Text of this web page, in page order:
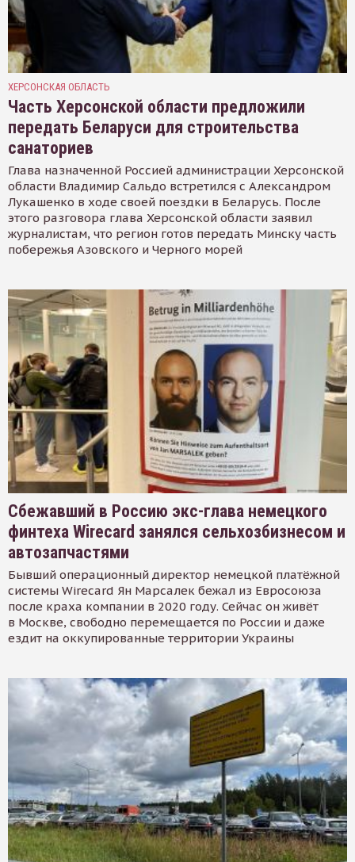
ХЕРСОНСКАЯ ОБЛАСТЬ
Часть Херсонской области предложили
передать Беларуси для строительства
санаториев
Глава назначенной Россией администрации Херсонской
области Владимир Сальдо встретился с Александром
Лукашенко в ходе своей поездки в Беларусь. После
этого разговора глава Херсонской области заявил
журналистам, что регион готов передать Минску часть
побережья Азовского и Черного морей
Сбежавший в Россию экс-глава немецкого
финтеха Wirecard занялся сельхозбизнесом и
автозапчастями
Бывший операционный директор немецкой платёжной
системы Wirecard Ян Марсалек бежал из Евросоюза
после краха компании в 2020 году. Сейчас он живёт
в Москве, свободно перемещается по России и даже
ездит на оккупированные территории Украины